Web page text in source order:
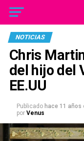
NOTICIAS
Chris
del hijo del
EE.UU
Publicado hace 11 años
por Venus